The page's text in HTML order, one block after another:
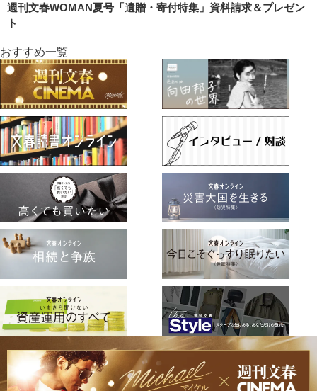
週刊文春WOMAN夏号「遺贈・寄付特集」資料請求＆プレゼン
ト
おすすめ一覧